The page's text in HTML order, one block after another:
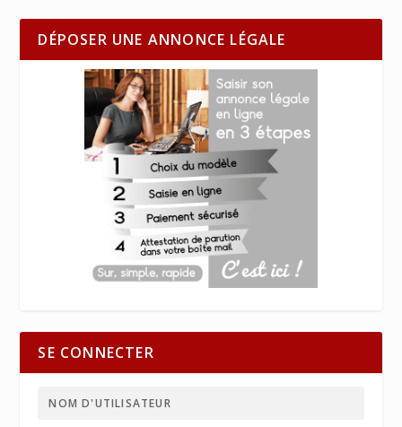
DÉPOSER UNE ANNONCE LÉGALE
SE CONNECTER